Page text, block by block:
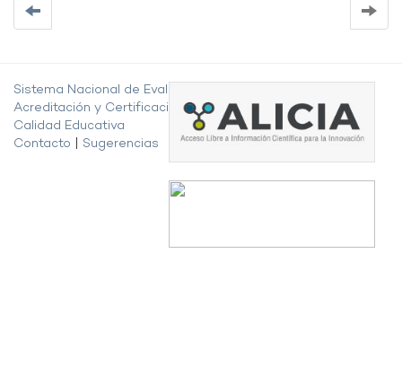
Sistema Nacional de Evaluación,
Acreditación y Certificación de la
Calidad Educativa
Contacto
Sugerencias